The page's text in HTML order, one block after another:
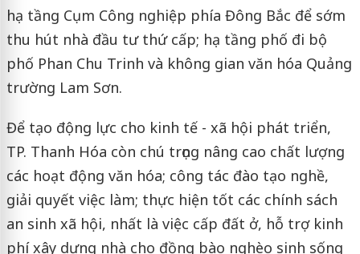
hạ tầng Cụm Công nghiệp phía Đông Bắc để sớm
thu hút nhà đầu tư thứ cấp; hạ tầng phố đi bộ
phố Phan Chu Trinh và không gian văn hóa Quảng
trường Lam Sơn.
Để tạo động lực cho kinh tế - xã hội phát triển,
TP. Thanh Hóa còn chú trọng nâng cao chất lượng
các hoạt động văn hóa; công tác đào tạo nghề,
giải quyết việc làm; thực hiện tốt các chính sách
an sinh xã hội, nhất là việc cấp đất ở, hỗ trợ kinh
phí xây dựng nhà cho đồng bào nghèo sinh sống